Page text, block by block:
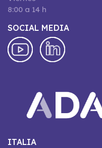
8:00 a 14 h
SOCIAL MEDIA
ITALIA